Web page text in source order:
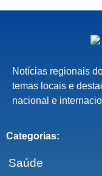
Notícias regionais
temas locais e
nacional e
Categorias:
Saúde